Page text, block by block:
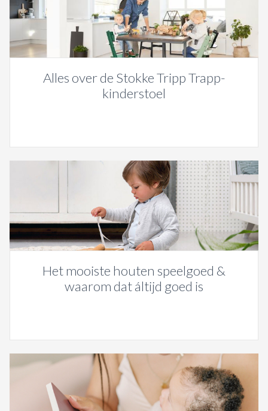
Alles over de Stokke Tripp Trapp-
kinderstoel
Het mooiste houten speelgoed &
waarom dat áltijd goed is